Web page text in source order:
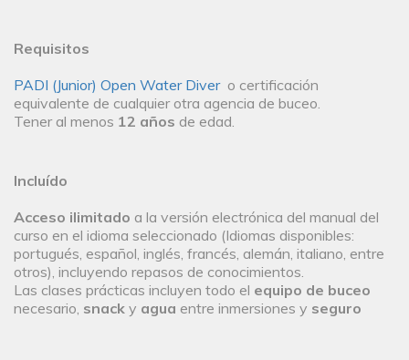
Requisitos
PADI (Junior) Open Water Divero certificación
equivalente de cualquier otra agencia de buceo.
Tener al menos 12 años de edad.
Incluído
Acceso ilimitado a la versión electrónica del manual del
curso en el idioma seleccionado (Idiomas disponibles:
portugués, español, inglés, francés, alemán, italiano, entre
otros), incluyendo repasos de conocimientos.
Las clases prácticas incluyen todo el equipo de buceo
necesario, snack y agua entre inmersiones y seguro